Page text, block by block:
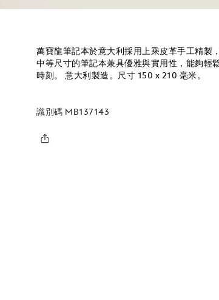
萬寶龍筆記本於意大利採用上乘皮革手工精製
中等尺寸的筆記本兼具優雅與實用性，能夠輕
時刻。 意大利製造。尺寸 150 x 210 毫米。
識別碼 MB137143